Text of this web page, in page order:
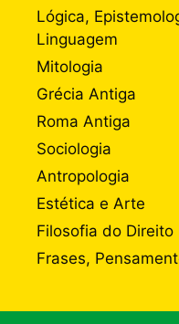
Lógica,
Linguagem
Mitologia
Grécia Antiga
Roma Antiga
Sociologia
Antropologia
Estética e Arte
Filosofia do Direito
Frases,